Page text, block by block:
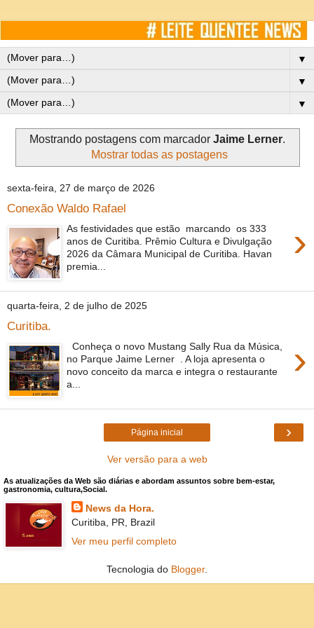
▼
▼
▼
Mostrando postagens com marcador Jaime Lerner.
Mostrar todas as postagens
sexta-feira, 27 de março de 2026
Conexão Waldo Rafael
›
As festividades que estão marcando os 333
anos de Curitiba. Prêmio Cultura e Divulgação
2026 da Câmara Municipal de Curitiba. Havan
premia...
quarta-feira, 2 de julho de 2025
Curitiba.
›
Conheça o novo Mustang Sally Rua da Música,
no Parque Jaime Lerner . A loja apresenta o
novo conceito da marca e integra o restaurante
a...
›
Página inicial
Ver versão para a web
As atualizações da Web são diárias e abordam assuntos sobre bem-estar,
gastronomia, cultura,Social.
News da Hora.
Curitiba, PR, Brazil
Ver meu perfil completo
Tecnologia do Blogger.